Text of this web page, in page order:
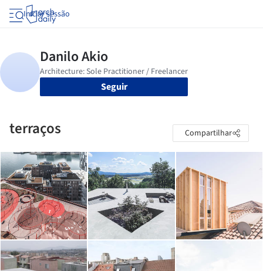
Iniciar sessão
Seguir
terraços Compartilhar